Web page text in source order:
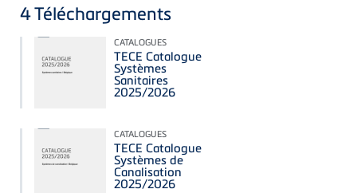
4Téléchargements
CATALOGUES
TECE Catalogue
Systèmes
Sanitaires
2025/2026
CATALOGUES
TECE Catalogue
Systèmes de
Canalisation
2025/2026